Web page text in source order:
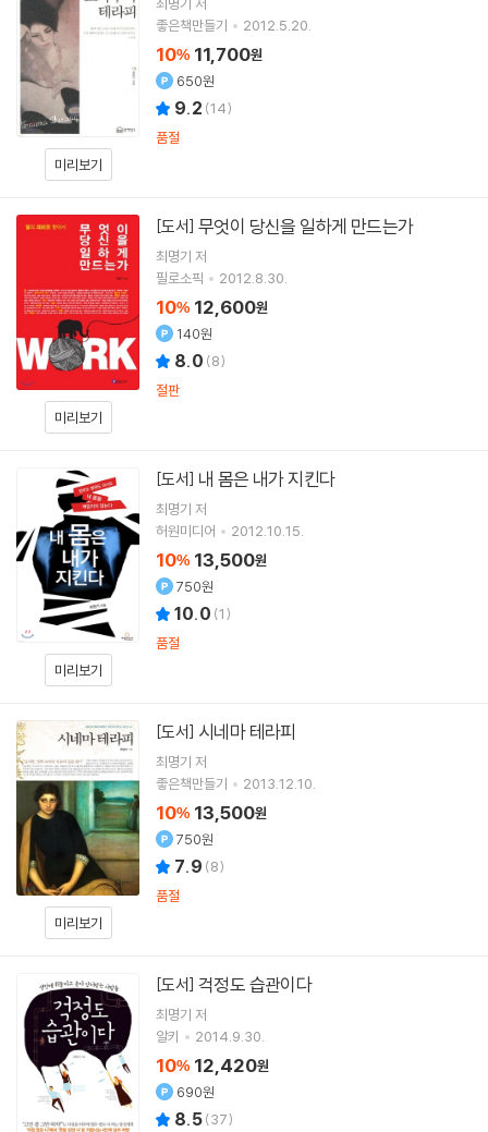
미리보기
좋은책만들기
2012.5.20.
10% 11,700원
650원
9.2 (14)
품절
미리보기
[도서] 무엇이 당신을 일하게 만드는가
최명기 저
필로소픽
2012.8.30.
10% 12,600원
140원
8.0 (8)
절판
미리보기
[도서] 내 몸은 내가 지킨다
최명기 저
허원미디어
2012.10.15.
10% 13,500원
750원
10.0 (1)
품절
미리보기
[도서] 시네마 테라피
최명기 저
좋은책만들기
2013.12.10.
10% 13,500원
750원
7.9 (8)
품절
[도서] 걱정도 습관이다
최명기 저
알키
2014.9.30.
10% 12,420원
690원
8.5(37)